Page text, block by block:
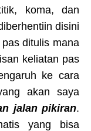
koma, dan
disini
ditulis mana
keliatan pas
ke cara
akan saya
jalan pikiran.
yang bisa